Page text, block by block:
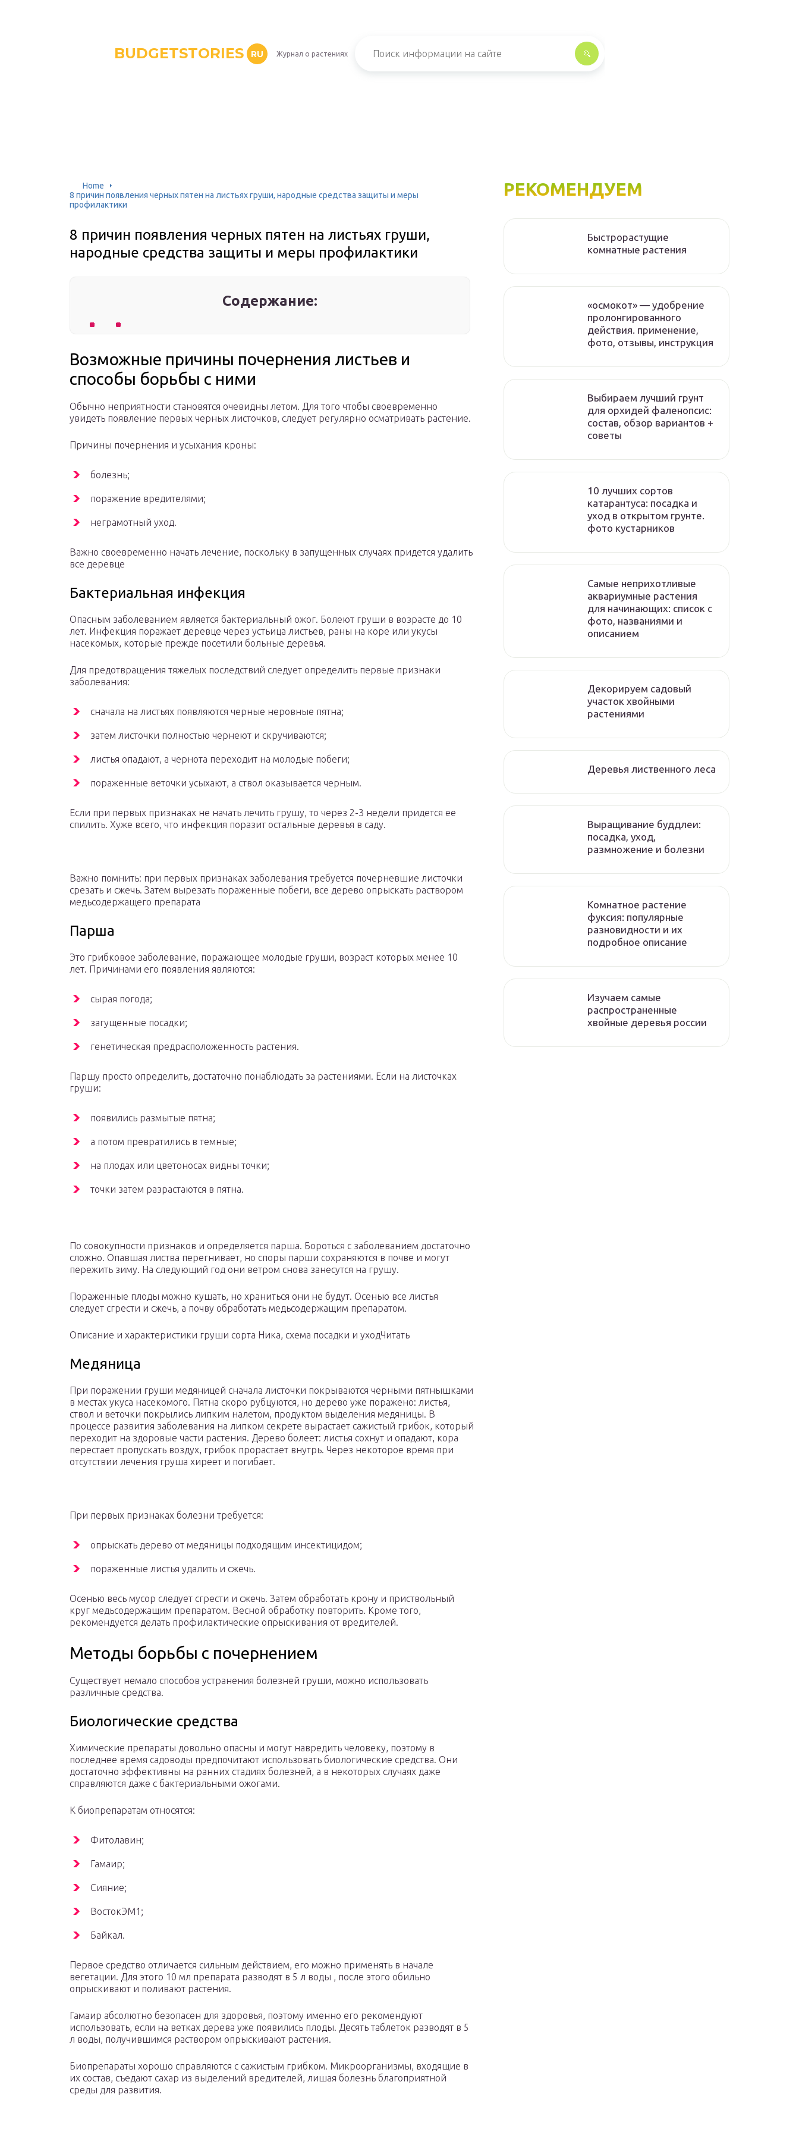
BUDGETSTORIES RU Журнал о растениях
Home
8 причин появления черных пятен на листьях груши, народные средства защиты и меры
профилактики
8 причин появления черных пятен на листьях груши,
народные средства защиты и меры профилактики
Содержание:
Возможные причины почернения листьев и
способы борьбы с ними
Обычно неприятности становятся очевидны летом. Для того чтобы своевременно
увидеть появление первых черных листочков, следует регулярно осматривать растение.
Причины почернения и усыхания кроны:
болезнь;
поражение вредителями;
неграмотный уход.
Важно своевременно начать лечение, поскольку в запущенных случаях придется удалить
все деревце
Бактериальная инфекция
Опасным заболеванием является бактериальный ожог. Болеют груши в возрасте до 10
лет. Инфекция поражает деревце через устьица листьев, раны на коре или укусы
насекомых, которые прежде посетили больные деревья.
Для предотвращения тяжелых последствий следует определить первые признаки
заболевания:
сначала на листьях появляются черные неровные пятна;
затем листочки полностью чернеют и скручиваются;
листья опадают, а чернота переходит на молодые побеги;
пораженные веточки усыхают, а ствол оказывается черным.
Если при первых признаках не начать лечить грушу, то через 2-3 недели придется ее
спилить. Хуже всего, что инфекция поразит остальные деревья в саду.
Важно помнить: при первых признаках заболевания требуется почерневшие листочки
срезать и сжечь. Затем вырезать пораженные побеги, все дерево опрыскать раствором
медьсодержащего препарата
Парша
Это грибковое заболевание, поражающее молодые груши, возраст которых менее 10
лет. Причинами его появления являются:
сырая погода;
загущенные посадки;
генетическая предрасположенность растения.
Паршу просто определить, достаточно понаблюдать за растениями. Если на листочках
груши:
появились размытые пятна;
а потом превратились в темные;
на плодах или цветоносах видны точки;
точки затем разрастаются в пятна.
По совокупности признаков и определяется парша. Бороться с заболеванием достаточно
сложно. Опавшая листва перегнивает, но споры парши сохраняются в почве и могут
пережить зиму. На следующий год они ветром снова занесутся на грушу.
Пораженные плоды можно кушать, но храниться они не будут. Осенью все листья
следует сгрести и сжечь, а почву обработать медьсодержащим препаратом.
Описание и характеристики груши сорта Ника, схема посадки и уходЧитать
Медяница
При поражении груши медяницей сначала листочки покрываются черными пятнышками
в местах укуса насекомого. Пятна скоро рубцуются, но дерево уже поражено: листья,
ствол и веточки покрылись липким налетом, продуктом выделения медяницы. В
процессе развития заболевания на липком секрете вырастает сажистый грибок, который
переходит на здоровые части растения. Дерево болеет: листья сохнут и опадают, кора
перестает пропускать воздух, грибок прорастает внутрь. Через некоторое время при
отсутствии лечения груша хиреет и погибает.
При первых признаках болезни требуется:
опрыскать дерево от медяницы подходящим инсектицидом;
пораженные листья удалить и сжечь.
Осенью весь мусор следует сгрести и сжечь. Затем обработать крону и приствольный
круг медьсодержащим препаратом. Весной обработку повторить. Кроме того,
рекомендуется делать профилактические опрыскивания от вредителей.
Методы борьбы с почернением
Существует немало способов устранения болезней груши, можно использовать
различные средства.
Биологические средства
Химические препараты довольно опасны и могут навредить человеку, поэтому в
последнее время садоводы предпочитают использовать биологические средства. Они
достаточно эффективны на ранних стадиях болезней, а в некоторых случаях даже
справляются даже с бактериальными ожогами.
К биопрепаратам относятся:
Фитолавин;
Гамаир;
Сияние;
ВостокЭМ1;
Байкал.
Первое средство отличается сильным действием, его можно применять в начале
вегетации. Для этого 10 мл препарата разводят в 5 л воды , после этого обильно
опрыскивают и поливают растения.
Гамаир абсолютно безопасен для здоровья, поэтому именно его рекомендуют
использовать, если на ветках дерева уже появились плоды. Десять таблеток разводят в 5
л воды, получившимся раствором опрыскивают растения.
Биопрепараты хорошо справляются с сажистым грибком. Микроорганизмы, входящие в
их состав, съедают сахар из выделений вредителей, лишая болезнь благоприятной
среды для развития.
РЕКОМЕНДУЕМ
Быстрорастущие
комнатные растения
«осмокот» — удобрение
пролонгированного
действия. применение,
фото, отзывы, инструкция
Выбираем лучший грунт
для орхидей фаленопсис:
состав, обзор вариантов +
советы
10 лучших сортов
катарантуса: посадка и
уход в открытом грунте.
фото кустарников
Самые неприхотливые
аквариумные растения
для начинающих: список с
фото, названиями и
описанием
Декорируем садовый
участок хвойными
растениями
Деревья лиственного леса
Выращивание буддлеи:
посадка, уход,
размножение и болезни
Комнатное растение
фуксия: популярные
разновидности и их
подробное описание
Изучаем самые
распространенные
хвойные деревья россии